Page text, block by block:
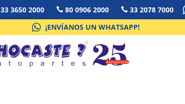
33 3650 2000  80 0906 2000  33 2078 7000
¡ENVÍANOS UN WHATSAPP!